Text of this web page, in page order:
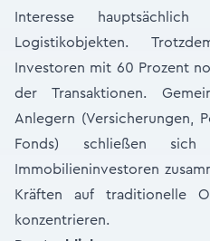
Interesse
Logistikobjekten.
Investoren mit 60 Prozent
der Transaktionen.
Anlegern (Versicherungen,
Fonds) schließen sich
Immobilieninvestoren
Kräften auf traditionelle
konzentrieren.